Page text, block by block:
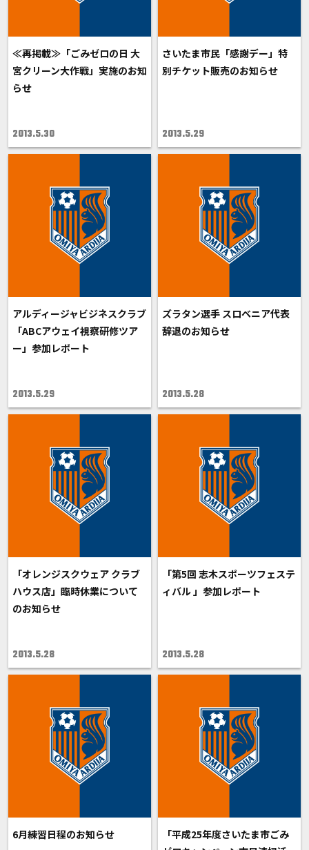
≪再掲載≫「ごみゼロの日 大
宮クリーン大作戦」実施のお知
らせ
2013.5.30
さいたま市民「感謝デー」特
別チケット販売のお知らせ
2013.5.29
アルディージャビジネスクラブ
「ABCアウェイ視察研修ツア
ー」参加レポート
2013.5.29
ズラタン選手 スロベニア代表
辞退のお知らせ
2013.5.28
「オレンジスクウェア クラブ
ハウス店」臨時休業について
のお知らせ
2013.5.28
「第5回 志木スポーツフェステ
ィバル 」参加レポート
2013.5.28
6月練習日程のお知らせ
「平成25年度さいたま市ごみ